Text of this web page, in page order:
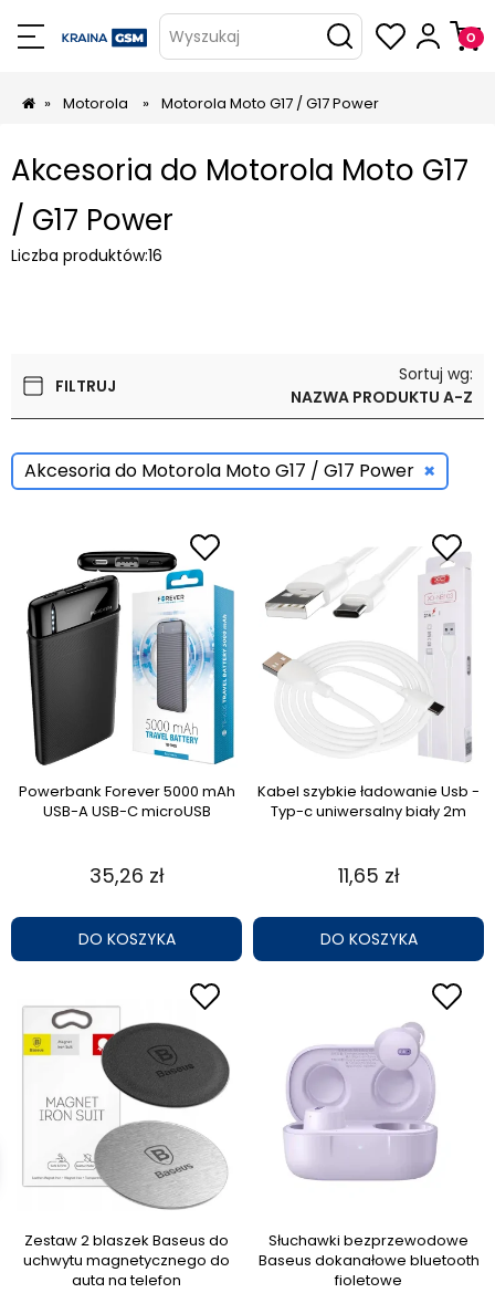
Wyszukaj
» Motorola » Motorola Moto G17 / G17 Power
Akcesoria do Motorola Moto G17
/ G17 Power
Liczba produktów:16
FILTRUJ
Sortuj wg:
NAZWA PRODUKTU A-Z
Akcesoria do Motorola Moto G17 / G17 Power ×
Powerbank Forever 5000 mAh
USB-A USB-C microUSB
35,26 zł
DO KOSZYKA
Kabel szybkie ładowanie Usb -
Typ-c uniwersalny biały 2m
11,65 zł
DO KOSZYKA
Zestaw 2 blaszek Baseus do
uchwytu magnetycznego do
auta na telefon
Słuchawki bezprzewodowe
Baseus dokanałowe bluetooth
fioletowe